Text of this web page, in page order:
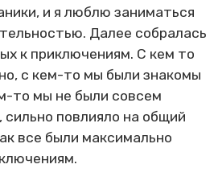
и я люблю заниматься
Далее собралась
к приключениям. С кем то
с кем-то мы были знакомы
то мы не были совсем
повлияло на общий
все были максимально